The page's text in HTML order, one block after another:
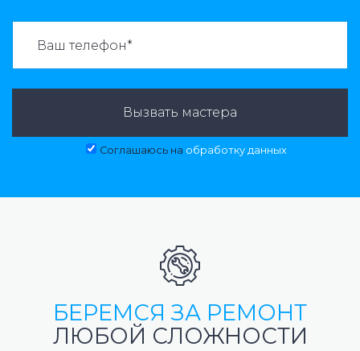
Вызвать мастера
Соглашаюсь на обработку данных
БЕРЕМСЯ ЗА РЕМОНТ
ЛЮБОЙ СЛОЖНОСТИ